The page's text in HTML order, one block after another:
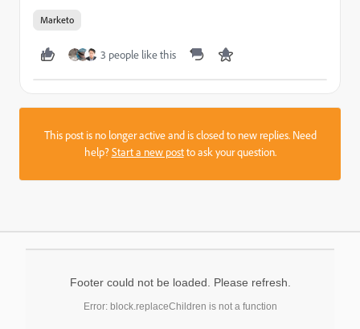
Marketo
3 people like this
This post is no longer active and is closed to new replies. Need
help?Start a new postto ask your question.
Footer could not be loaded. Please refresh.
Error: block.replaceChildren is not a function